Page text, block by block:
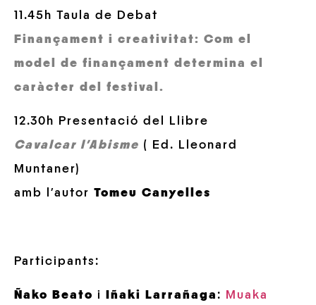
11.45h Taula de Debat
Finançament i creativitat: Com el
model de finançament determina el
caràcter del festival.
12.30h Presentació del Llibre
Cavalcar l’Abisme ( Ed. Lleonard
Muntaner)
amb l’autor Tomeu Canyelles
Participants:
Ñako Beato i Iñaki Larrañaga:
Muaka